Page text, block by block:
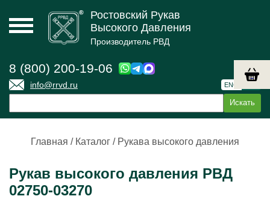
Ростовский Рукав
Высокого Давления
Производитель РВД
8 (800) 200-19-06
info@rrvd.ru ENG
Главная / Каталог / Рукава высокого давления
Рукав высокого давления РВД
02750-03270